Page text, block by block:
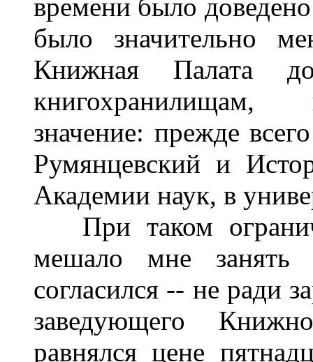
времени было
было значительно
Книжная Палата
книгохранилищам,
значение: прежде
Румянцевский и
Академии наук, в
При таком
мешало мне занять
согласился -- не ради
заведующего
равнялся цене